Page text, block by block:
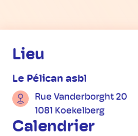
Informations
Lieu
Le Pélican asbl
Rue Vanderborght 20
1081 Koekelberg
Calendrier